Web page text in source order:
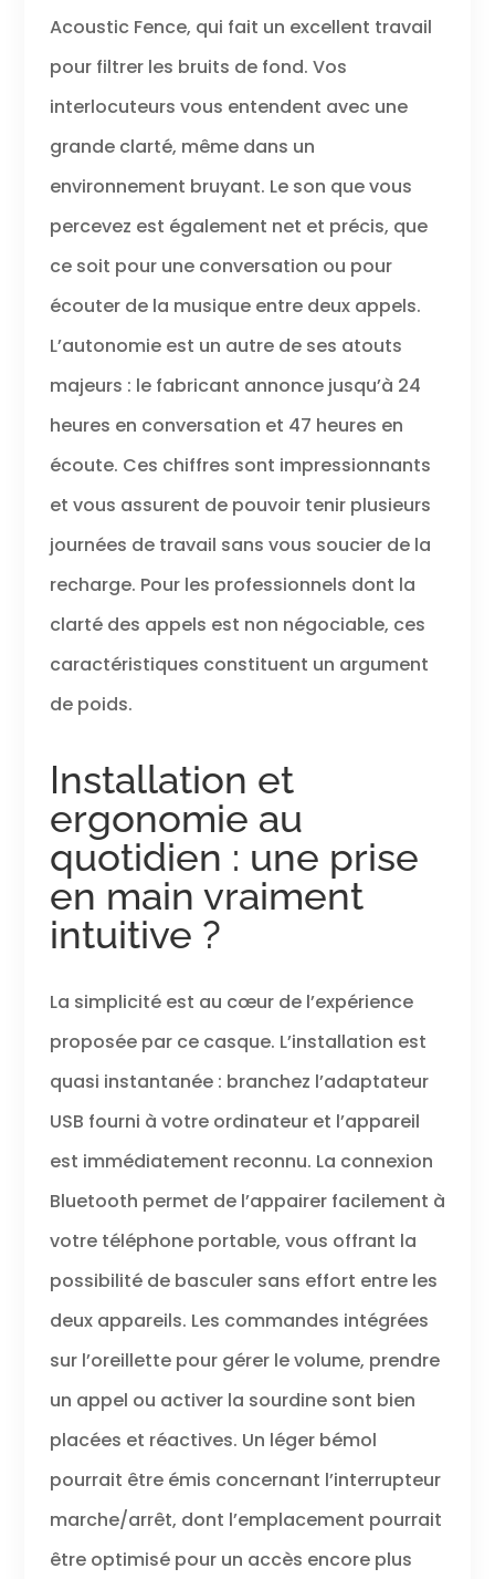
multitâche.
tout au long de
la journée grâce
rembourré
réglable Idéal
pour : le
travailleur
hybride ayant
solution
se connecter à la
maison et au
bureau Contenu
de l'emballage :
avec micro,
station de
charge,
adaptateur USB
chiffon en
microfibre inclus
Acoustic Fence, qui fait un excellent travail
pour filtrer les bruits de fond. Vos
interlocuteurs vous entendent avec une
grande clarté, même dans un
environnement bruyant. Le son que vous
percevez est également net et précis, que
ce soit pour une conversation ou pour
écouter de la musique entre deux appels.
L’autonomie est un autre de ses atouts
majeurs : le fabricant annonce jusqu’à 24
heures en conversation et 47 heures en
écoute. Ces chiffres sont impressionnants
et vous assurent de pouvoir tenir plusieurs
journées de travail sans vous soucier de la
recharge. Pour les professionnels dont la
clarté des appels est non négociable, ces
caractéristiques constituent un argument
de poids.
Installation et
ergonomie au
quotidien : une prise
en main vraiment
intuitive ?
La simplicité est au cœur de l’expérience
proposée par ce casque. L’installation est
quasi instantanée : branchez l’adaptateur
USB fourni à votre ordinateur et l’appareil
est immédiatement reconnu. La connexion
Bluetooth permet de l’appairer facilement à
votre téléphone portable, vous offrant la
possibilité de basculer sans effort entre les
deux appareils. Les commandes intégrées
sur l’oreillette pour gérer le volume, prendre
un appel ou activer la sourdine sont bien
placées et réactives. Un léger bémol
pourrait être émis concernant l’interrupteur
marche/arrêt, dont l’emplacement pourrait
être optimisé pour un accès encore plus